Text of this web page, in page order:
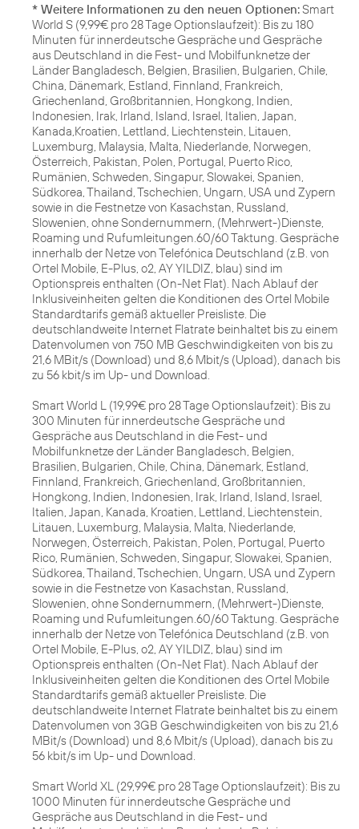
* Weitere Informationen zu den neuen Optionen:Smart
World S (9,99€ pro 28 Tage Optionslaufzeit): Bis zu 180
Minuten für innerdeutsche Gespräche und Gespräche
aus Deutschland in die Fest- und Mobilfunknetze der
Länder Bangladesch, Belgien, Brasilien, Bulgarien, Chile,
China, Dänemark, Estland, Finnland, Frankreich,
Griechenland, Großbritannien, Hongkong, Indien,
Indonesien, Irak, Irland, Island, Israel, Italien, Japan,
Kanada,Kroatien, Lettland, Liechtenstein, Litauen,
Luxemburg, Malaysia, Malta, Niederlande, Norwegen,
Österreich, Pakistan, Polen, Portugal, Puerto Rico,
Rumänien, Schweden, Singapur, Slowakei, Spanien,
Südkorea, Thailand, Tschechien, Ungarn, USA und Zypern
sowie in die Festnetze von Kasachstan, Russland,
Slowenien, ohne Sondernummern, (Mehrwert-)Dienste,
Roaming und Rufumleitungen.60/60 Taktung. Gespräche
innerhalb der Netze von Telefónica Deutschland (z.B. von
Ortel Mobile, E-Plus, o2, AY YILDIZ, blau) sind im
Optionspreis enthalten (On-Net Flat). Nach Ablauf der
Inklusiveinheiten gelten die Konditionen des Ortel Mobile
Standardtarifs gemäß aktueller Preisliste. Die
deutschlandweite Internet Flatrate beinhaltet bis zu einem
Datenvolumen von 750 MB Geschwindigkeiten von bis zu
21,6 MBit/s (Download) und 8,6 Mbit/s (Upload), danach bis
zu 56 kbit/s im Up- und Download.
Smart World L (19,99€ pro 28 Tage Optionslaufzeit): Bis zu
300 Minuten für innerdeutsche Gespräche und
Gespräche aus Deutschland in die Fest- und
Mobilfunknetze der Länder Bangladesch, Belgien,
Brasilien, Bulgarien, Chile, China, Dänemark, Estland,
Finnland, Frankreich, Griechenland, Großbritannien,
Hongkong, Indien, Indonesien, Irak, Irland, Island, Israel,
Italien, Japan, Kanada, Kroatien, Lettland, Liechtenstein,
Litauen, Luxemburg, Malaysia, Malta, Niederlande,
Norwegen, Österreich, Pakistan, Polen, Portugal, Puerto
Rico, Rumänien, Schweden, Singapur, Slowakei, Spanien,
Südkorea, Thailand, Tschechien, Ungarn, USA und Zypern
sowie in die Festnetze von Kasachstan, Russland,
Slowenien, ohne Sondernummern, (Mehrwert-)Dienste,
Roaming und Rufumleitungen.60/60 Taktung. Gespräche
innerhalb der Netze von Telefónica Deutschland (z.B. von
Ortel Mobile, E-Plus, o2, AY YILDIZ, blau) sind im
Optionspreis enthalten (On-Net Flat). Nach Ablauf der
Inklusiveinheiten gelten die Konditionen des Ortel Mobile
Standardtarifs gemäß aktueller Preisliste. Die
deutschlandweite Internet Flatrate beinhaltet bis zu einem
Datenvolumen von 3GB Geschwindigkeiten von bis zu 21,6
MBit/s (Download) und 8,6 Mbit/s (Upload), danach bis zu
56 kbit/s im Up- und Download.
Smart World XL (29,99€ pro 28 Tage Optionslaufzeit): Bis zu
1000 Minuten für innerdeutsche Gespräche und
Gespräche aus Deutschland in die Fest- und